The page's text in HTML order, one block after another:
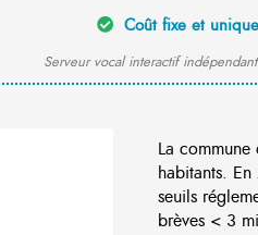
Coût fixe et
Serveur vocal interactif
La
habitants.
seuils
brèves < 3